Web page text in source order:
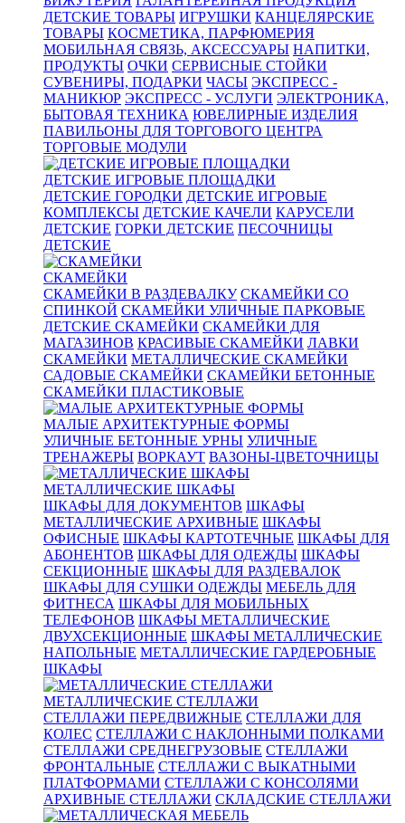
ДЕТСКИЕ ТОВАРЫ ИГРУШКИ КАНЦЕЛЯРСКИЕ
ТОВАРЫ КОСМЕТИКА, ПАРФЮМЕРИЯ
МОБИЛЬНАЯ СВЯЗЬ, АКСЕССУАРЫ НАПИТКИ,
ПРОДУКТЫ ОЧКИ СЕРВИСНЫЕ СТОЙКИ
СУВЕНИРЫ, ПОДАРКИ ЧАСЫ ЭКСПРЕСС -
МАНИКЮР ЭКСПРЕСС - УСЛУГИ ЭЛЕКТРОНИКА,
БЫТОВАЯ ТЕХНИКА ЮВЕЛИРНЫЕ ИЗДЕЛИЯ
ПАВИЛЬОНЫ ДЛЯ ТОРГОВОГО ЦЕНТРА
ТОРГОВЫЕ МОДУЛИ
ДЕТСКИЕ ИГРОВЫЕ ПЛОЩАДКИ
ДЕТСКИЕ ГОРОДКИ ДЕТСКИЕ ИГРОВЫЕ
КОМПЛЕКСЫ ДЕТСКИЕ КАЧЕЛИ КАРУСЕЛИ
ДЕТСКИЕ ГОРКИ ДЕТСКИЕ ПЕСОЧНИЦЫ
ДЕТСКИЕ
СКАМЕЙКИ
СКАМЕЙКИ В РАЗДЕВАЛКУ СКАМЕЙКИ СО
СПИНКОЙ СКАМЕЙКИ УЛИЧНЫЕ ПАРКОВЫЕ
ДЕТСКИЕ СКАМЕЙКИ СКАМЕЙКИ ДЛЯ
МАГАЗИНОВ КРАСИВЫЕ СКАМЕЙКИ ЛАВКИ
СКАМЕЙКИ МЕТАЛЛИЧЕСКИЕ СКАМЕЙКИ
САДОВЫЕ СКАМЕЙКИ СКАМЕЙКИ БЕТОННЫЕ
СКАМЕЙКИ ПЛАСТИКОВЫЕ
МАЛЫЕ АРХИТЕКТУРНЫЕ ФОРМЫ
УЛИЧНЫЕ БЕТОННЫЕ УРНЫ УЛИЧНЫЕ
ТРЕНАЖЕРЫ ВОРКАУТ ВАЗОНЫ-ЦВЕТОЧНИЦЫ
МЕТАЛЛИЧЕСКИЕ ШКАФЫ
ШКАФЫ ДЛЯ ДОКУМЕНТОВ ШКАФЫ
МЕТАЛЛИЧЕСКИЕ АРХИВНЫЕ ШКАФЫ
ОФИСНЫЕ ШКАФЫ КАРТОТЕЧНЫЕ ШКАФЫ ДЛЯ
АБОНЕНТОВ ШКАФЫ ДЛЯ ОДЕЖДЫ ШКАФЫ
СЕКЦИОННЫЕ ШКАФЫ ДЛЯ РАЗДЕВАЛОК
ШКАФЫ ДЛЯ СУШКИ ОДЕЖДЫ МЕБЕЛЬ ДЛЯ
ФИТНЕСА ШКАФЫ ДЛЯ МОБИЛЬНЫХ
ТЕЛЕФОНОВ ШКАФЫ МЕТАЛЛИЧЕСКИЕ
ДВУХСЕКЦИОННЫЕ ШКАФЫ МЕТАЛЛИЧЕСКИЕ
НАПОЛЬНЫЕ МЕТАЛЛИЧЕСКИЕ ГАРДЕРОБНЫЕ
ШКАФЫ
МЕТАЛЛИЧЕСКИЕ СТЕЛЛАЖИ
СТЕЛЛАЖИ ПЕРЕДВИЖНЫЕ СТЕЛЛАЖИ ДЛЯ
КОЛЕС СТЕЛЛАЖИ С НАКЛОННЫМИ ПОЛКАМИ
СТЕЛЛАЖИ СРЕДНЕГРУЗОВЫЕ СТЕЛЛАЖИ
ФРОНТАЛЬНЫЕ СТЕЛЛАЖИ С ВЫКАТНЫМИ
ПЛАТФОРМАМИ СТЕЛЛАЖИ С КОНСОЛЯМИ
АРХИВНЫЕ СТЕЛЛАЖИ СКЛАДСКИЕ СТЕЛЛАЖИ